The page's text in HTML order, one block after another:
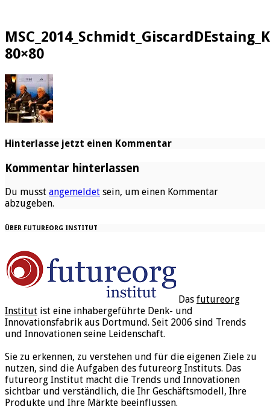
80×80
Hinterlasse jetzt einen Kommentar
Kommentar hinterlassen
Du musst angemeldet sein, um einen Kommentar
abzugeben.
ÜBER FUTUREORG INSTITUT
Das futureorg
Institut ist eine inhabergeführte Denk- und
Innovationsfabrik aus Dortmund. Seit 2006 sind Trends
und Innovationen seine Leidenschaft.
Sie zu erkennen, zu verstehen und für die eigenen Ziele zu
nutzen, sind die Aufgaben des futureorg Instituts. Das
futureorg Institut macht die Trends und Innovationen
sichtbar und verständlich, die Ihr Geschäftsmodell, Ihre
Produkte und Ihre Märkte beeinflussen.